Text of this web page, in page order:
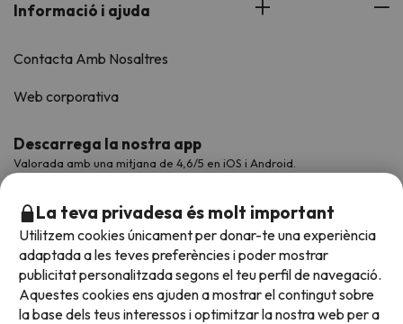
Informació i ajuda
Contacta Amb Nosaltres
Web corporativa
Descarrega la nostra app
Valorada amb una mitjana de 4,6/5 en iOS i Android.
La teva privadesa és molt important
Utilitzem cookies únicament per donar-te una experiència
adaptada a les teves preferències i poder mostrar
publicitat personalitzada segons el teu perfil de navegació.
Aquestes cookies ens ajuden a mostrar el contingut sobre
la base dels teus interessos i optimitzar la nostra web per a